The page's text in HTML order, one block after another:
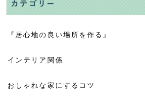
『居心地の良い場所を作る』
インテリア関係
おしゃれな家にするコツ